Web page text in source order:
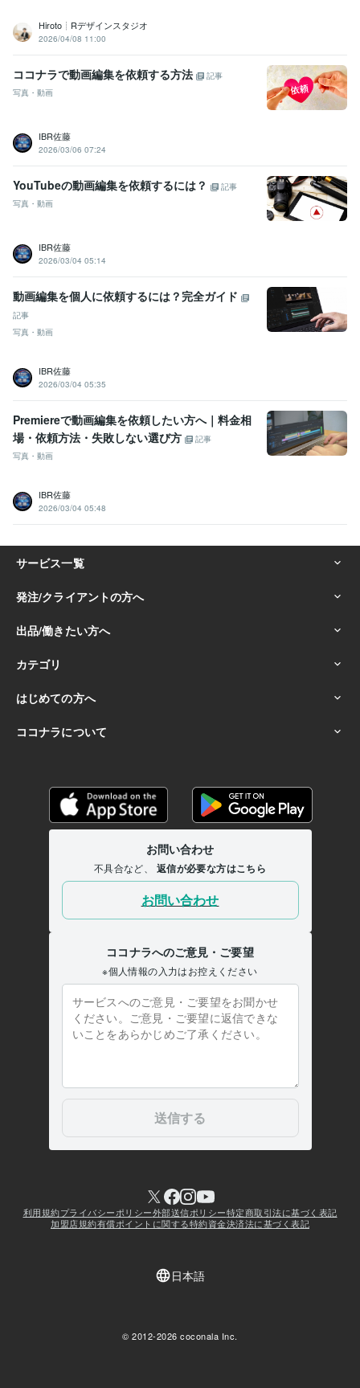
Hiroto┊Rデザインスタジオ
2026/04/08 11:00
ココナラで動画編集を依頼する方法
記事
写真・動画
IBR佐藤
2026/03/06 07:24
YouTubeの動画編集を依頼するには？
記事
写真・動画
IBR佐藤
2026/03/04 05:14
動画編集を個人に依頼するには？完全ガイド
記事
写真・動画
IBR佐藤
2026/03/04 05:35
Premiereで動画編集を依頼したい方へ｜料金相
場・依頼方法・失敗しない選び方
記事
写真・動画
IBR佐藤
2026/03/04 05:48